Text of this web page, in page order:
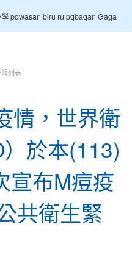
pqwasan biru ru pqbaqan Gaga
列表
情，世界衛
於本(113)
宣布M痘疫
共衛生緊